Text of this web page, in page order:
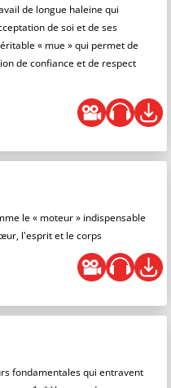
de longue haleine qui
de soi et de ses
« mue » qui permet de
de confiance et de respect
le « moteur » indispensable
l'esprit et le corps
fondamentales qui entravent